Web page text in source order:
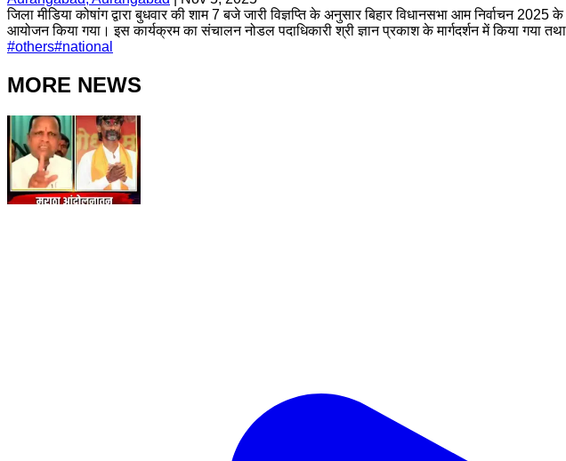
जिला मीडिया कोषांग द्वारा बुधवार की शाम 7 बजे जारी विज्ञप्ति के अनुसार बिहार विधानसभा आम
आयोजन किया गया। इस कार्यक्रम का संचालन नोडल पदाधिकारी श्री ज्ञान प्रकाश के मार्गदर्शन में किया गया
#others#national
MORE NEWS